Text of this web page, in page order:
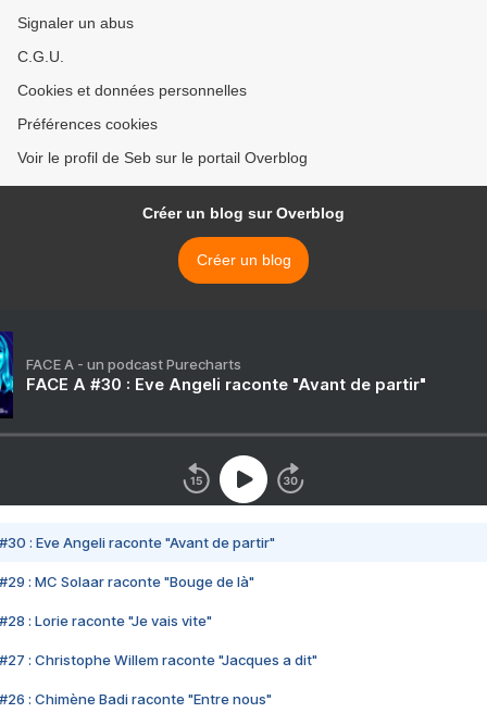
Signaler un abus
C.G.U.
Cookies et données personnelles
Préférences cookies
Voir le profil de Seb sur le portail Overblog
Créer un blog sur Overblog
Créer un blog
FACE A - un podcast Purecharts
FACE A #30 : Eve Angeli raconte "Avant de partir"
#30 : Eve Angeli raconte "Avant de partir"
#29 : MC Solaar raconte "Bouge de là"
#28 : Lorie raconte "Je vais vite"
#27 : Christophe Willem raconte "Jacques a dit"
#26 : Chimène Badi raconte "Entre nous"